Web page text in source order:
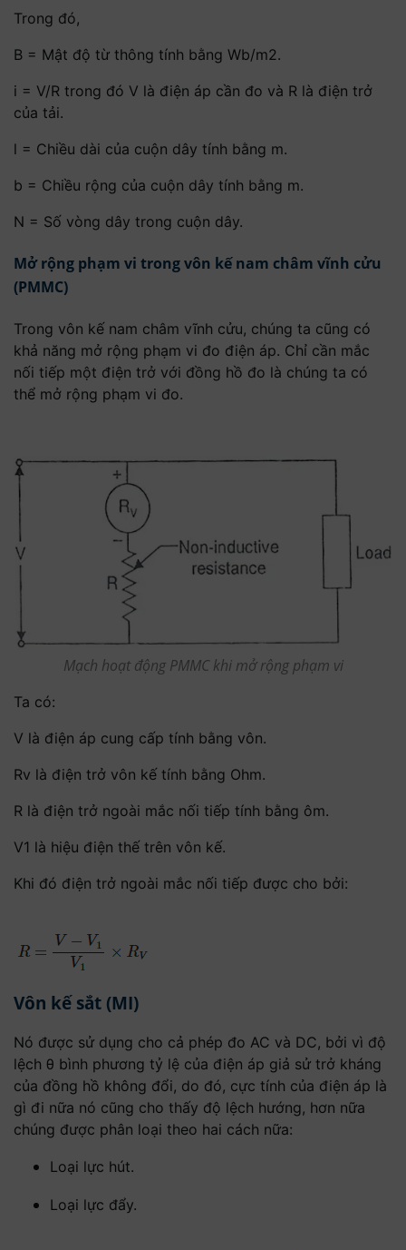
Trong đó,
B = Mật độ từ thông tính bằng Wb/m2.
i = V/R trong đó V là điện áp cần đo và R là điện trở
của tải.
l = Chiều dài của cuộn dây tính bằng m.
b = Chiều rộng của cuộn dây tính bằng m.
N = Số vòng dây trong cuộn dây.
Mở rộng phạm vi trong vôn kế nam châm vĩnh cửu
(PMMC)
Trong vôn kế nam châm vĩnh cửu, chúng ta cũng có
khả năng mở rộng phạm vi đo điện áp. Chỉ cần mắc
nối tiếp một điện trở với đồng hồ đo là chúng ta có
thể mở rộng phạm vi đo.
Mạch hoạt động PMMC khi mở rộng phạm vi
Ta có:
V là điện áp cung cấp tính bằng vôn.
Rv là điện trở vôn kế tính bằng Ohm.
R là điện trở ngoài mắc nối tiếp tính bằng ôm.
V1 là hiệu điện thế trên vôn kế.
Khi đó điện trở ngoài mắc nối tiếp được cho bởi:
Vôn kế sắt (MI)
Nó được sử dụng cho cả phép đo AC và DC, bởi vì độ
lệch θ bình phương tỷ lệ của điện áp giả sử trở kháng
của đồng hồ không đổi, do đó, cực tính của điện áp là
gì đi nữa nó cũng cho thấy độ lệch hướng, hơn nữa
chúng được phân loại theo hai cách nữa:
Loại lực hút.
Loại lực đẩy.